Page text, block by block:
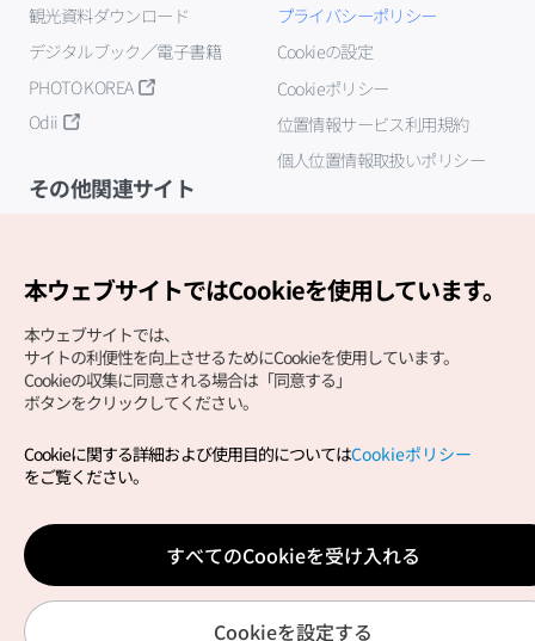
観光資料ダウンロード
デジタルブック／電子書籍
PHOTO KOREA
Odii
プライバシーポリシー
Cookieの設定
Cookieポリシー
位置情報サービス利用規約
個人位置情報取扱いポリシー
その他関連サイト
Copyright (c) Korea Tourism Organization All Rights
サイトエラー報告公式メール
japanese@knto.or.kr
本ウェブサイトではCookieを使用しています。
本ウェブサイトでは、
サイトの利便性を向上させるためにCookieを使用しています。
Cookieの収集に同意される場合は「同意する」
ボタンをクリックしてください。
Cookieに関する詳細および使用目的についてはCookieポリシー
をご覧ください。
すべてのCookieを受け入れる
Cookieを設定する